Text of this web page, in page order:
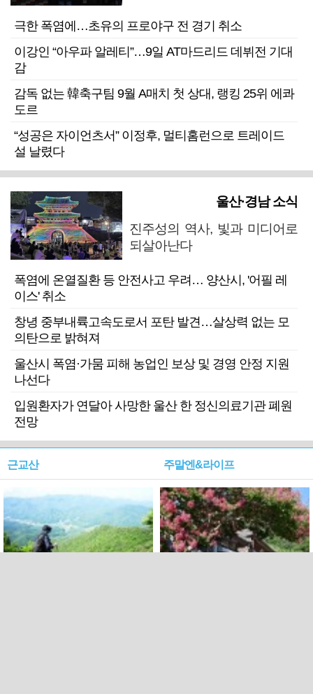
극한 폭염에…초유의 프로야구 전 경기 취소
이강인 “아우파 알레티”…9일 AT마드리드 데뷔전 기대
감
감독 없는 韓축구팀 9월 A매치 첫 상대, 랭킹 25위 에콰
도르
“성공은 자이언츠서” 이정후, 멀티홈런으로 트레이드
설 날렸다
울산·경남 소식
진주성의 역사, 빛과 미디어로
되살아난다
폭염에 온열질환 등 안전사고 우려… 양산시, '어필 레
이스' 취소
창녕 중부내륙고속도로서 포탄 발견…살상력 없는 모
의탄으로 밝혀져
울산시 폭염·가뭄 피해 농업인 보상 및 경영 안정 지원
나선다
입원환자가 연달아 사망한 울산 한 정신의료기관 폐원
전망
근교산 주말엔&라이프